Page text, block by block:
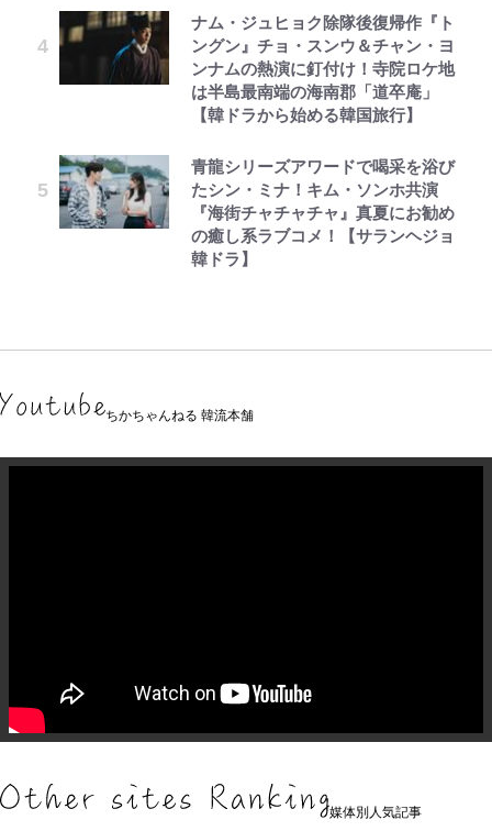
ナム・ジュヒョク除隊後復帰作『ト
ングン』チョ・スンウ＆チャン・ヨ
ンナムの熱演に釘付け！寺院ロケ地
は半島最南端の海南郡「道卒庵」
【韓ドラから始める韓国旅行】
青龍シリーズアワードで喝采を浴び
たシン・ミナ！キム・ソンホ共演
『海街チャチャチャ』真夏にお勧め
の癒し系ラブコメ！【サランヘジョ
韓ドラ】
ちかちゃんねる 韓流本舗
媒体別人気記事